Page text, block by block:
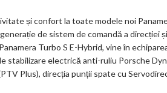
și confort la toate modele noi
de sistem de comandă a direcției
Turbo S E-Hybrid, vine în
stabilizare electrică anti-ruliu Porsche
Plus), direcția punții spate cu